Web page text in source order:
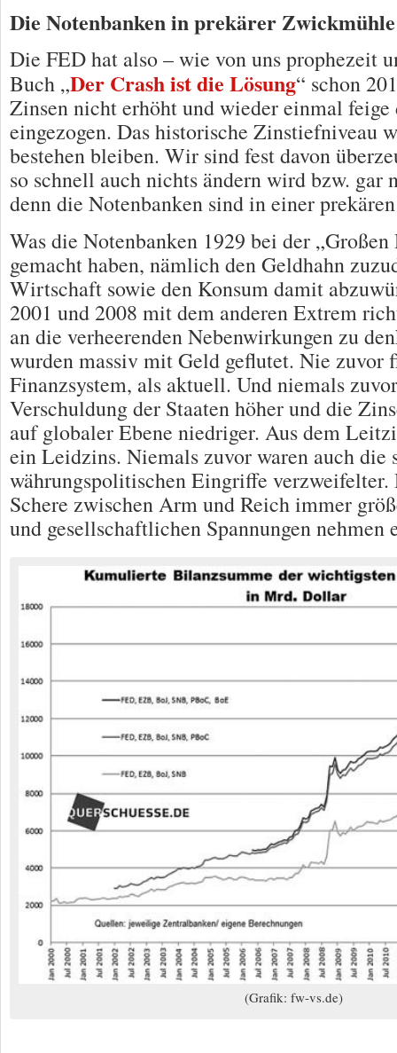
Die Notenbanken in prekärer Zwickmühle
Die FED hat also – wie von uns prophezeit
Buch „Der Crash ist die Lösung“ schon
Zinsen nicht erhöht und wieder einmal feige
eingezogen. Das historische Zinstiefniveau
bestehen bleiben. Wir sind fest davon
so schnell auch nichts ändern wird bzw. gar
denn die Notenbanken sind in einer
Was die Notenbanken 1929 bei der
gemacht haben, nämlich den Geldhahn
Wirtschaft sowie den Konsum damit
2001 und 2008 mit dem anderen Extrem
an die verheerenden Nebenwirkungen zu
wurden massiv mit Geld geflutet. Nie zuvor
Finanzsystem, als aktuell. Und niemals
Verschuldung der Staaten höher und die
auf globaler Ebene niedriger. Aus dem
ein Leidzins. Niemals zuvor waren auch die
währungspolitischen Eingriffe
Schere zwischen Arm und Reich immer
und gesellschaftlichen Spannungen nehmen
(Grafik: fw-vs.de)